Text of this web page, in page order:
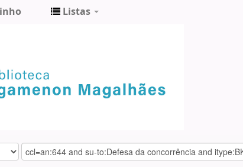
Listas